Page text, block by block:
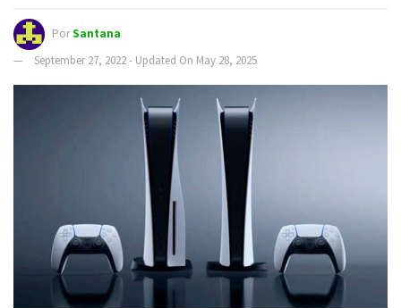
PorSantana
September 27, 2022 - Updated On May 28, 2025